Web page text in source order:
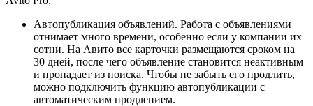
Автопубликация объявлений. Работа с объявлениями
отнимает много времени, особенно если у компании их
сотни. На Авито все карточки размещаются сроком на
30 дней, после чего объявление становится неактивным
и пропадает из поиска. Чтобы не забыть его продлить,
можно подключить функцию автопубликации с
автоматическим продлением.